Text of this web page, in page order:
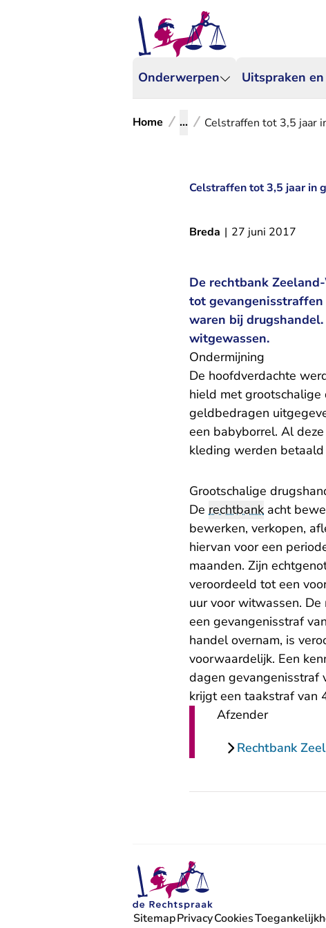
Onderwerpen Uitspraken
Home ... Celstraffen tot 3,5 jaar
Celstraffen tot 3,5 jaar in
Breda | 27 juni 2017
De rechtbank
tot
waren bij
witgewassen.
Ondermijning
De hoofdverdachte
hield met
geldbedragen
een babyborrel. Al
kleding werden
Grootschalige
De rechtbank acht
bewerken, verkopen,
hiervan voor een
maanden. Zijn
veroordeeld tot een
uur voor witwassen.
een gevangenisstraf
handel overnam, is
voorwaardelijk. Een
dagen gevangenisstraf
krijgt een taakstraf van
Afzender
Rechtbank
SitemapPrivacyCookies